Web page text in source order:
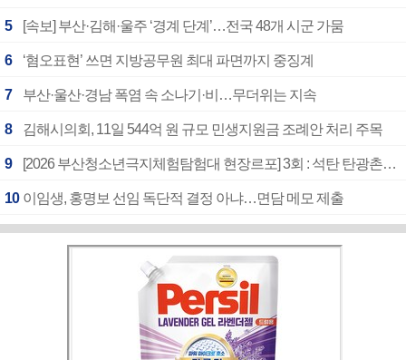
5 [속보] 부산·김해·울주 ‘경계 단계’…전국 48개 시군 가뭄
6 ‘혐오표현’ 쓰면 지방공무원 최대 파면까지 중징계
7 부산·울산·경남 폭염 속 소나기·비…무더위는 지속
8 김해시의회, 11일 544억 원 규모 민생지원금 조례안 처리 주목
9 [2026 부산청소년극지체험탐험대 현장르포] 3회 : 석탄 탄광촌에서 북극 연구의 중심지로
10 이임생, 홍명보 선임 독단적 결정 아냐…면담 메모 제출